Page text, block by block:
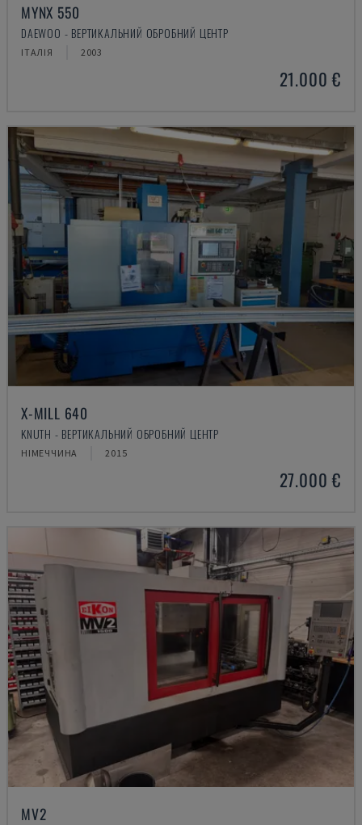
MYNX 550
DAEWOO - ВЕРТИКАЛЬНИЙ ОБРОБНИЙ ЦЕНТР
ІТАЛІЯ 2003
21.000 €
X-MILL 640
KNUTH - ВЕРТИКАЛЬНИЙ ОБРОБНИЙ ЦЕНТР
НІМЕЧЧИНА 2015
27.000 €
MV2